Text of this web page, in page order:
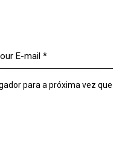
para a próxima vez que